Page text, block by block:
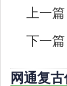
上一篇
下一篇
网通复